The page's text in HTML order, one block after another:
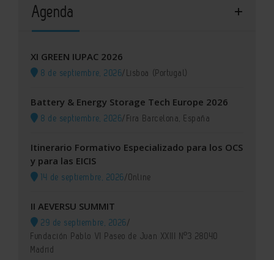
Agenda
XI GREEN IUPAC 2026
8 de septiembre, 2026/Lisboa (Portugal)
Battery & Energy Storage Tech Europe 2026
8 de septiembre, 2026/Fira Barcelona, España
Itinerario Formativo Especializado para los OCS
y para las EICIS
14 de septiembre, 2026/Online
II AEVERSU SUMMIT
29 de septiembre, 2026/
Fundación Pablo VI Paseo de Juan XXIII Nº3 28040
Madrid